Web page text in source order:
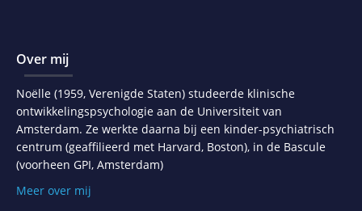
Over mij
Noëlle (1959, Verenigde Staten) studeerde klinische
ontwikkelingspsychologie aan de Universiteit van
Amsterdam. Ze werkte daarna bij een kinder-psychiatrisch
centrum (geaffilieerd met Harvard, Boston), in de Bascule
(voorheen GPI, Amsterdam)
Meer over mij